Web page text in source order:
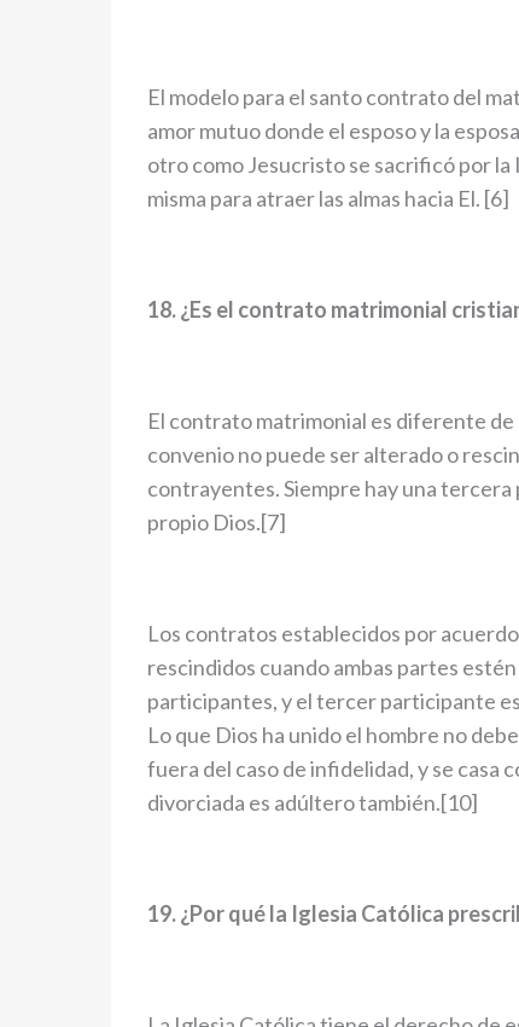
El modelo para el santo contrato del
amor mutuo donde el esposo y la
otro como Jesucristo se sacrificó por la
misma para atraer las almas hacia El. [6]
18. ¿Es el contrato matrimonial
El contrato matrimonial es diferente
convenio no puede ser alterado o
contrayentes. Siempre hay una
propio Dios.[7]
Los contratos establecidos por
rescindidos cuando ambas partes
participantes, y el tercer participante
Lo que Dios ha unido el hombre no
fuera del caso de infidelidad, y se casa
divorciada es adúltero también.[10]
19. ¿Por qué la Iglesia Católica